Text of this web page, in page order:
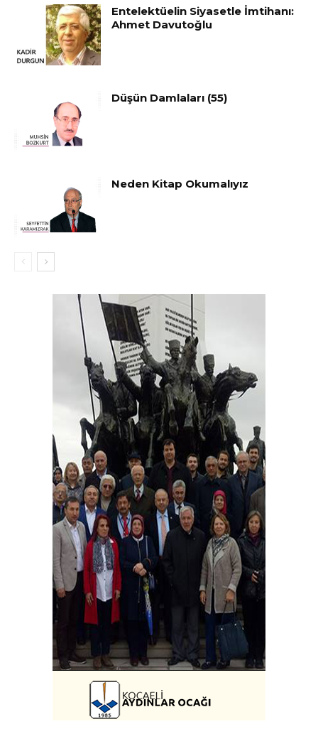
Entelektüelin Siyasetle İmtihanı:
Ahmet Davutoğlu
Düşün Damlaları (55)
Neden Kitap Okumalıyız